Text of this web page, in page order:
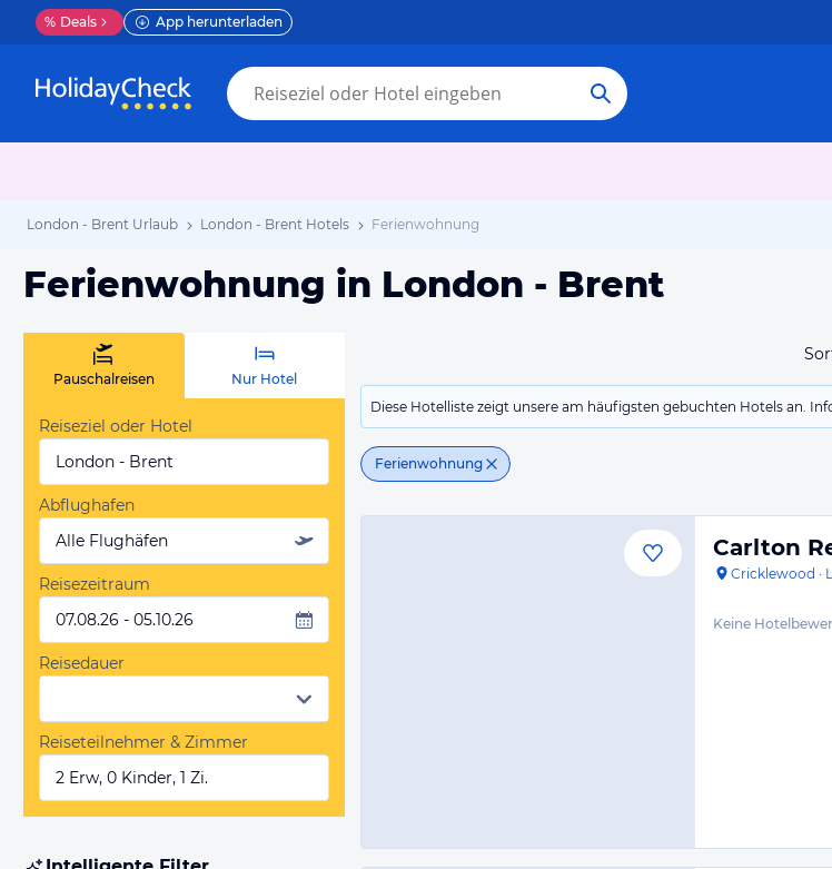
% Deals App herunterladen
London - Brent Urlaub London - Brent Hotels Ferienwohnung
Ferienwohnung in London - Brent
Diese Hotelliste zeigt unsere am häufigsten gebuchten Hotels an.
Ferienwohnung
Pauschalreisen Nur Hotel
Reiseziel oder Hotel
London - Brent
Abflughafen
Alle Flughäfen
Reisezeitraum
07.08.26 - 05.10.26
Reisedauer
Reiseteilnehmer & Zimmer
2 Erw, 0 Kinder, 1 Zi.
Carlton
Cricklewood ·
Keine